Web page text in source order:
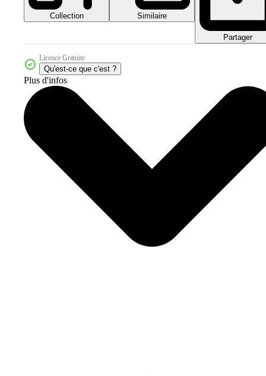
Collection Similaire
Partager
Licence Gratuite
Qu'est-ce que c'est ?
Plus d'infos